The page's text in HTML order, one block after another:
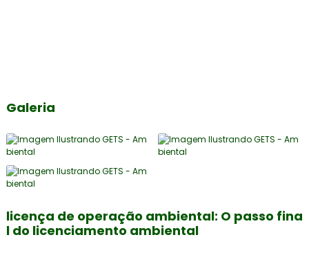
Galeria
licença de operação ambiental: O passo fina
l do licenciamento ambiental